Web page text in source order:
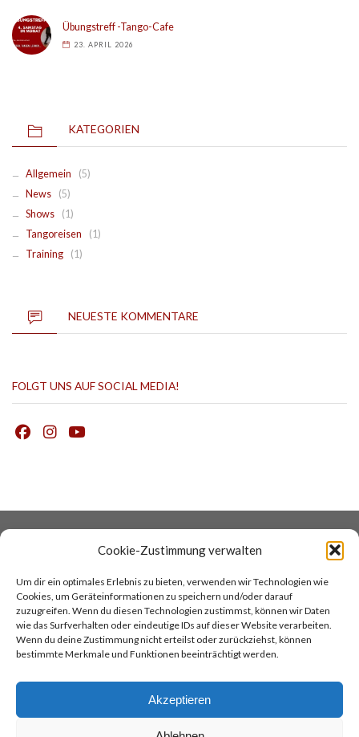
Cookie-Zustimmung verwalten
Um dir ein optimales Erlebnis zu bieten, verwenden wir Technologien wie
Cookies, um Geräteinformationen zu speichern und/oder darauf
zuzugreifen. Wenn du diesen Technologien zustimmst, können wir Daten
wie das Surfverhalten oder eindeutige IDs auf dieser Website verarbeiten.
Wenn du deine Zustimmung nicht erteilst oder zurückziehst, können
bestimmte Merkmale und Funktionen beeinträchtigt werden.
Akzeptieren
Übungstreff -Tango-Cafe
23. APRIL 2026
KATEGORIEN
Allgemein
(5)
News
(5)
Shows
(1)
Tangoreisen
(1)
Training
(1)
NEUESTE KOMMENTARE
FOLGT UNS AUF SOCIAL MEDIA!
DATENSCHUTZ
COOKIES
KONTAKT
COCINA ARGENTINA
TANGOREISEN
TOP